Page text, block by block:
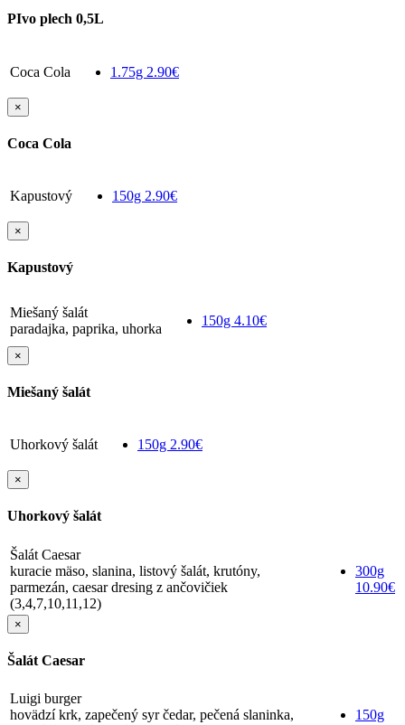
PIvo plech 0,5L
Coca Cola 1.75g 2.90€
×
Coca Cola
Kapustový 150g 2.90€
×
Kapustový
Miešaný šalát
paradajka, paprika, uhorka
150g 4.10€
×
Miešaný šalát
Uhorkový šalát 150g 2.90€
×
Uhorkový šalát
Šalát Caesar
kuracie mäso, slanina, listový šalát, krutóny,
parmezán, caesar dresing z ančovičiek
(3,4,7,10,11,12)
300g
10.90€
×
Šalát Caesar
Luigi burger
hovädzí krk, zapečený syr čedar, pečená slaninka,
150g